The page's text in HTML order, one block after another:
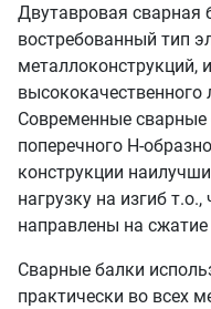
Двутавровая сварная
востребованный тип
металлоконструкций,
высококачественного
Современные сварные
поперечного Н-
конструкции
нагрузку на изгиб
направлены на
Сварные балки
практически во всех